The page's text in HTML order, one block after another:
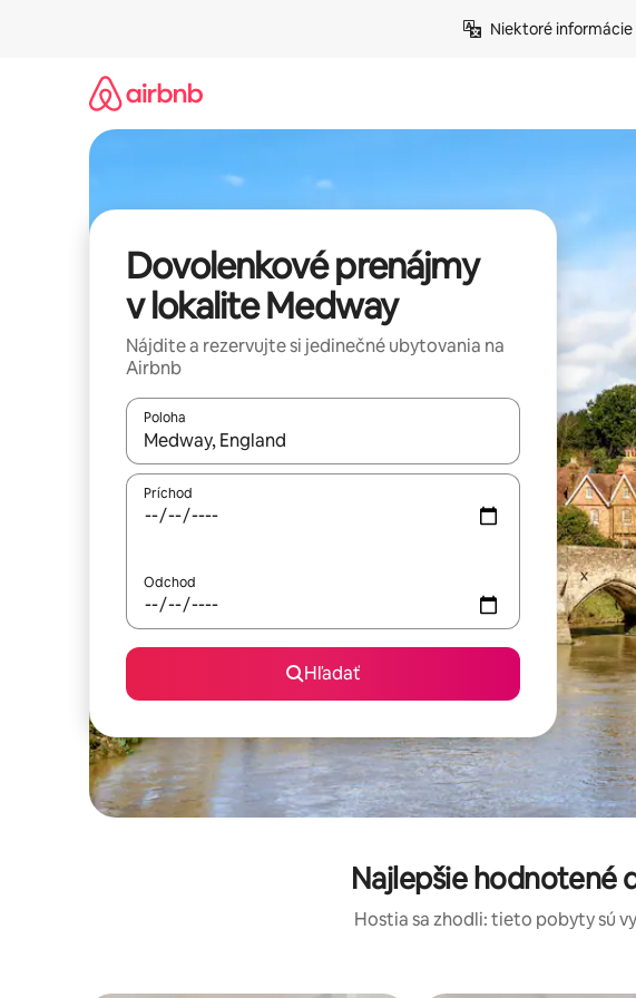
Niektoré
Dovolenkové prenájmy
v lokalite Medway
Nájdite a rezervujte si jedinečné ubytovania na
Airbnb
Poloha
Keď budú výsledky k dispozícii, môžete si ich prechádzať
Príchod
Odchod
Hľadať
Najlepšie hodnotené
Hostia sa zhodli: tieto pobyty sú